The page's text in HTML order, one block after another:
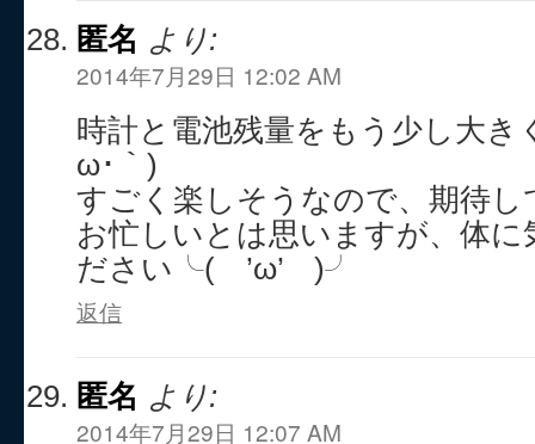
匿名 より:
2014年7月29日 12:02 AM
時計と電池残量をもう少し大き
ω･｀)
すごく楽しそうなので、期待し
お忙しいとは思いますが、体
ださい╰( ’ω’ )╯
返信
匿名 より:
2014年7月29日 12:07 AM